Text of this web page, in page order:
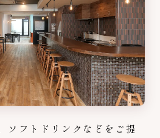
ソフトドリンクなどをご提